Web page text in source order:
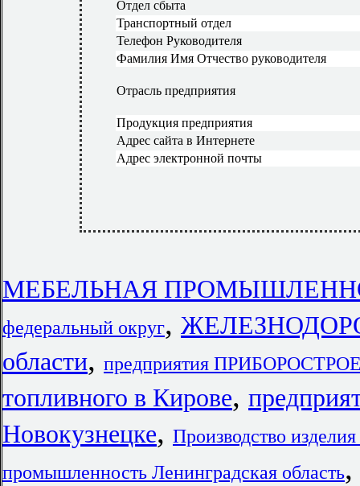
Отдел сбыта
Транспортный отдел
Телефон Руководителя
Фамилия Имя Отчество руководителя
Отрасль предприятия
Продукция предприятия
Адрес сайта в Интернете
Адрес электронной почты
МЕБЕЛЬНАЯ
федеральный округ,
области, предприятия
топливного в Кирове,
Новокузнецке, Производство
промышленность Ленинградская область,